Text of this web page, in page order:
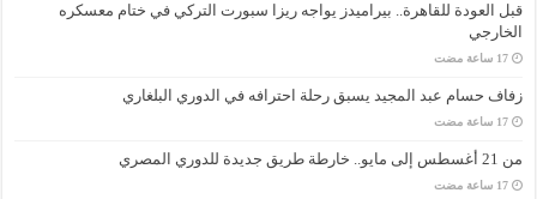
قبل العودة للقاهرة.. بيراميدز يواجه ريزا سبورت التركي في ختام معسكره
الخارجي
‏17 ساعة مضت
زفاف حسام عبد المجيد يسبق رحلة احترافه في الدوري البلغاري
‏17 ساعة مضت
من 21 أغسطس إلى مايو.. خارطة طريق جديدة للدوري المصري
‏17 ساعة مضت